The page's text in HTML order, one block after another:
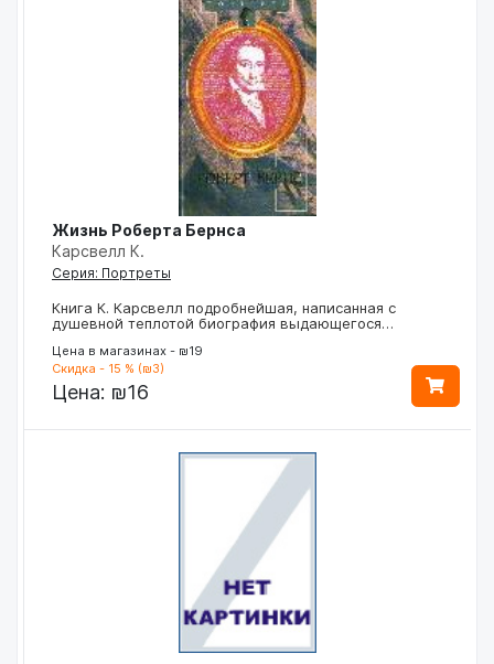
Жизнь Роберта Бернса
Карсвелл К.
Серия: Портреты
Книга К. Карсвелл подробнейшая, написанная с
душевной теплотой биография выдающегося…
Цена в магазинах - ₪19
Скидка - 15 % (₪3)
Цена: ₪16